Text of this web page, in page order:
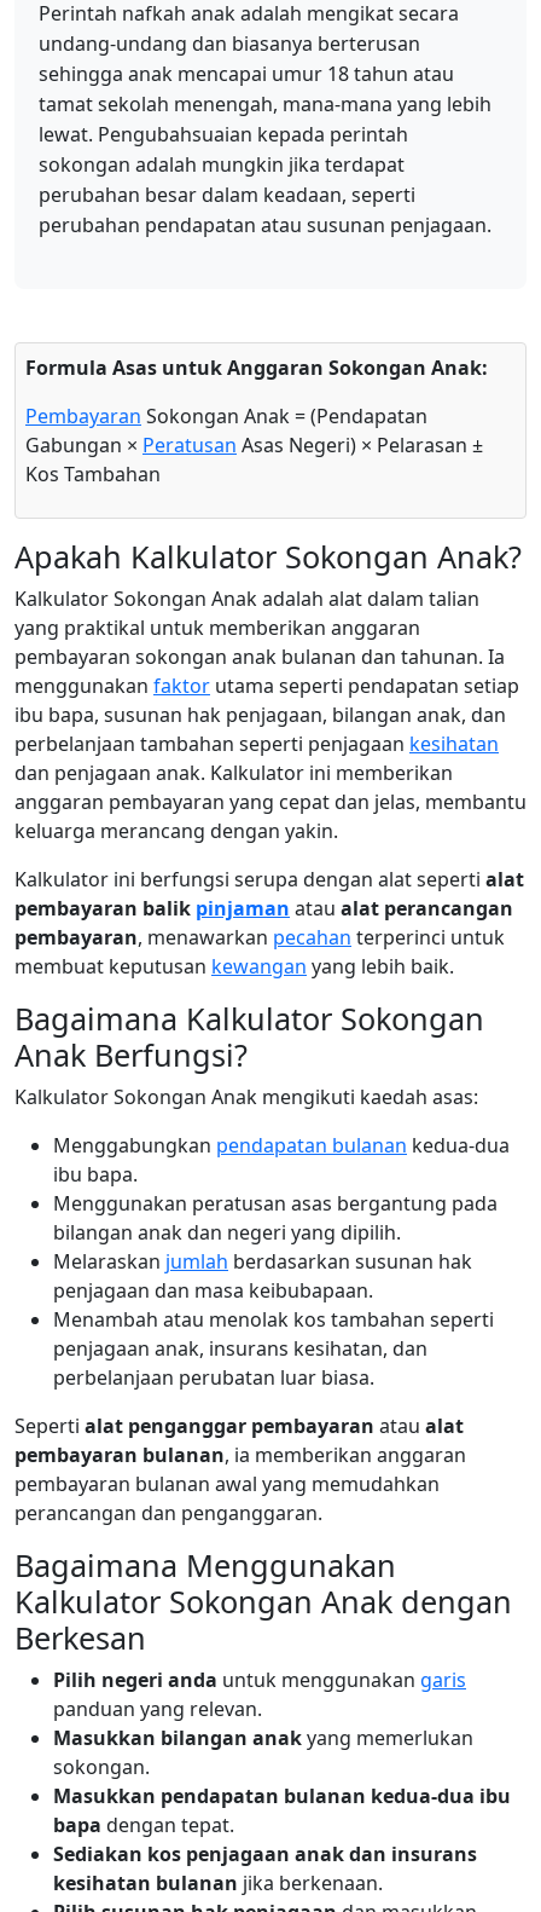
Perintah nafkah anak adalah mengikat secara
undang-undang dan biasanya berterusan
sehingga anak mencapai umur 18 tahun atau
tamat sekolah menengah, mana-mana yang lebih
lewat. Pengubahsuaian kepada perintah
sokongan adalah mungkin jika terdapat
perubahan besar dalam keadaan, seperti
perubahan pendapatan atau susunan penjagaan.
Formula Asas untuk Anggaran Sokongan Anak:
Pembayaran Sokongan Anak = (Pendapatan
Gabungan × Peratusan Asas Negeri) × Pelarasan ±
Kos Tambahan
Apakah Kalkulator Sokongan Anak?
Kalkulator Sokongan Anak adalah alat dalam talian
yang praktikal untuk memberikan anggaran
pembayaran sokongan anak bulanan dan tahunan. Ia
menggunakan faktor utama seperti pendapatan setiap
ibu bapa, susunan hak penjagaan, bilangan anak, dan
perbelanjaan tambahan seperti penjagaan kesihatan
dan penjagaan anak. Kalkulator ini memberikan
anggaran pembayaran yang cepat dan jelas, membantu
keluarga merancang dengan yakin.
Kalkulator ini berfungsi serupa dengan alat seperti alat
pembayaran balik pinjaman atau alat perancangan
pembayaran, menawarkan pecahan terperinci untuk
membuat keputusan kewangan yang lebih baik.
Bagaimana Kalkulator Sokongan
Anak Berfungsi?
Kalkulator Sokongan Anak mengikuti kaedah asas:
Menggabungkan pendapatan bulanan kedua-dua
ibu bapa.
Menggunakan peratusan asas bergantung pada
bilangan anak dan negeri yang dipilih.
Melaraskan jumlah berdasarkan susunan hak
penjagaan dan masa keibubapaan.
Menambah atau menolak kos tambahan seperti
penjagaan anak, insurans kesihatan, dan
perbelanjaan perubatan luar biasa.
Seperti alat penganggar pembayaran atau alat
pembayaran bulanan, ia memberikan anggaran
pembayaran bulanan awal yang memudahkan
perancangan dan penganggaran.
Bagaimana Menggunakan
Kalkulator Sokongan Anak dengan
Berkesan
Pilih negeri anda untuk menggunakan garis
panduan yang relevan.
Masukkan bilangan anakyang memerlukan
sokongan.
Masukkan pendapatan bulanan kedua-dua ibu
bapa dengan tepat.
Sediakan kos penjagaan anak dan insurans
kesihatan bulanan jika berkenaan.